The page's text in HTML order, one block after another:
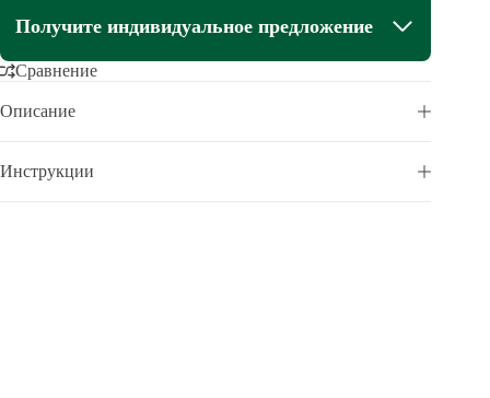
Получите индивидуальное предложение
Сравнение
Описание
Инструкции